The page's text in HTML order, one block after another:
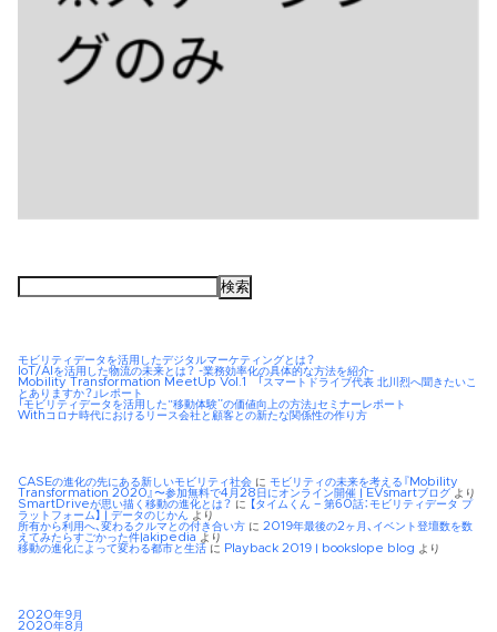
検
モビリティデータを活用したデジタルマーケティングとは？
IoT/AIを活用した物流の未来とは？ -業務効率化の具体的な方法を紹介-
Mobility Transformation MeetUp Vol.1 「スマートドライブ代表 北川烈へ聞きたいこ
とありますか？」レポート
「モビリティデータを活用した“移動体験”の価値向上の方法」セミナーレポート
Withコロナ時代におけるリース会社と顧客との新たな関係性の作り方
CASEの進化の先にある新しいモビリティ社会 に モビリティの未来を考える『Mobility
Transformation 2020』〜参加無料で4月28日にオンライン開催 | EVsmartブログ より
SmartDriveが思い描く移動の進化とは？ に
【タイムくん – 第60話：モビリティデータ プ
ラットフォーム】 | データのじかん より
所有から利用へ、変わるクルマとの付き合い方 に 2019年最後の2ヶ月、イベント登壇数を数
えてみたらすごかった件|akipedia より
移動の進化によって変わる都市と生活 に Playback 2019 | bookslope blog より
2020年9月
2020年8月